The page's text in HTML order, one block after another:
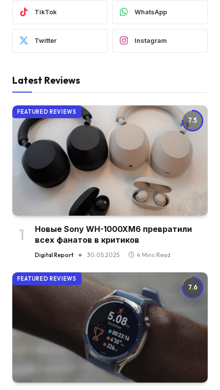
TikTok WhatsApp
Twitter Instagram
Latest Reviews
7.5
FEATURED REVIEWS
Новые Sony WH-1000XM6 превратили
всех фанатов в критиков
Digital Report 30.05.2025 4 Mins Read
7.6
FEATURED REVIEWS